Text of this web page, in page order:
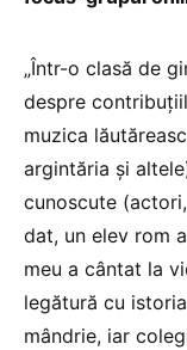
„Într-o clasă de
despre
muzica
argintăria și
cunoscute
dat, un elev rom
meu a cântat la
legătură cu
mândrie, iar